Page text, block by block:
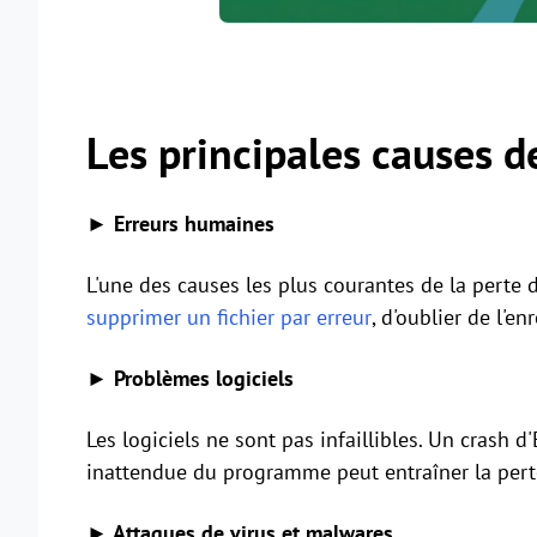
Les principales causes
► Erreurs humaines
L'une des causes les plus courantes de la
supprimer un fichier par erreur, d'oublier de
► Problèmes logiciels
Les logiciels ne sont pas infaillibles. Un crash
inattendue du programme peut entraîner la